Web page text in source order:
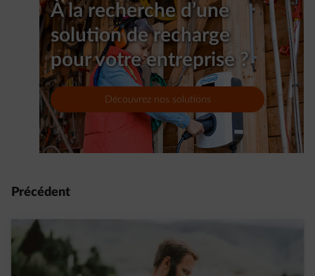
À la recherche d’une
solution de recharge
pour votre entreprise ?
Découvrez nos solutions
Précédent